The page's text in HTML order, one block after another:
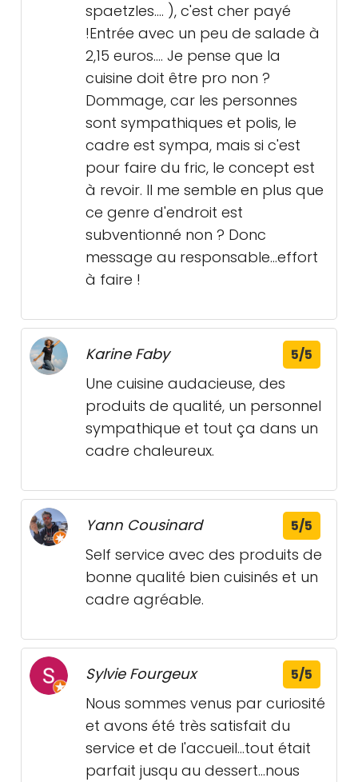
spaetzles.... ), c'est cher payé
!Entrée avec un peu de salade à
2,15 euros.... Je pense que la
cuisine doit être pro non ?
Dommage, car les personnes
sont sympathiques et polis, le
cadre est sympa, mais si c'est
pour faire du fric, le concept est
à revoir. Il me semble en plus que
ce genre d'endroit est
subventionné non ? Donc
message au responsable...effort
à faire !
Karine Faby 5/5
Une cuisine audacieuse, des
produits de qualité, un personnel
sympathique et tout ça dans un
cadre chaleureux.
Yann Cousinard 5/5
Self service avec des produits de
bonne qualité bien cuisinés et un
cadre agréable.
Sylvie Fourgeux 5/5
Nous sommes venus par curiosité
et avons été très satisfait du
service et de l'accueil...tout était
parfait jusqu au dessert...nous